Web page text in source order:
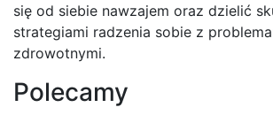
się od siebie nawzajem oraz dzielić
strategiami radzenia sobie z
zdrowotnymi.
Polecamy